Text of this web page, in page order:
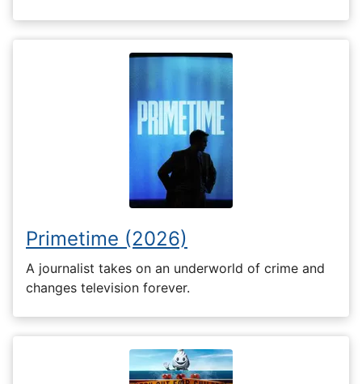
Primetime (2026)
A journalist takes on an underworld of crime and
changes television forever.